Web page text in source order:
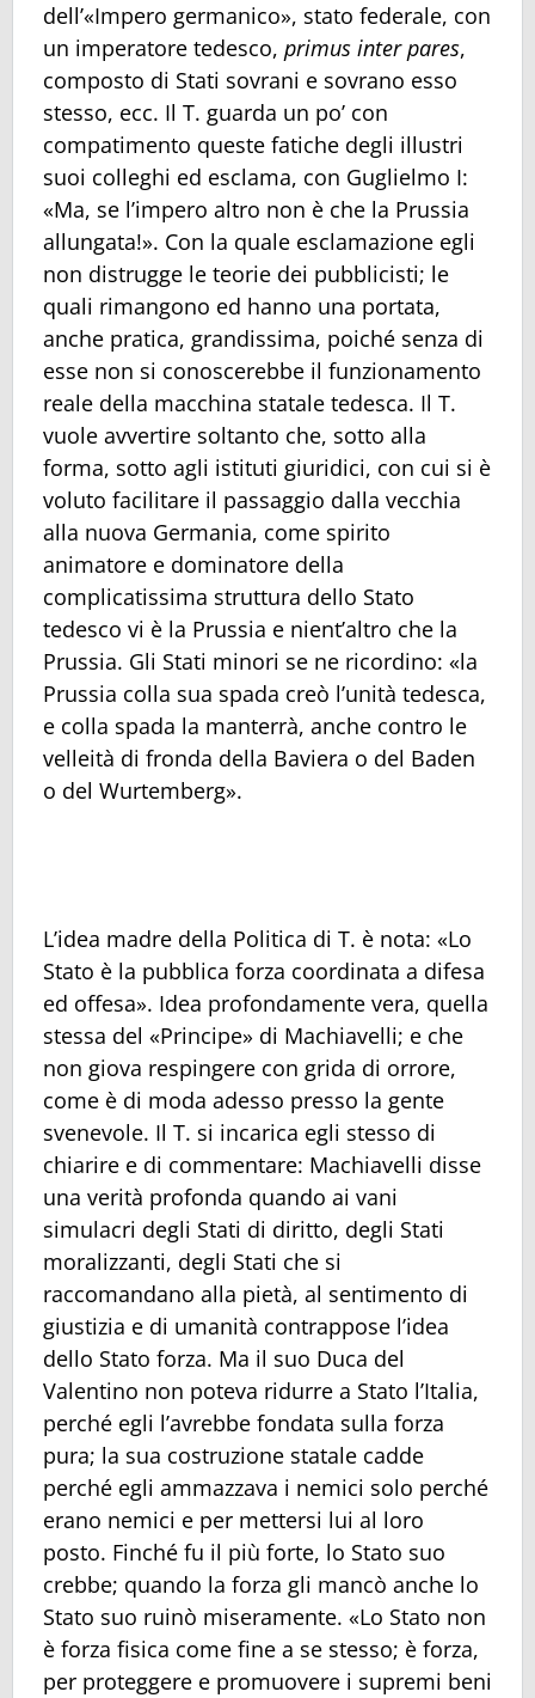
dell’«Impero germanico», stato federale, con
un imperatore tedesco, primus inter pares,
composto di Stati sovrani e sovrano esso
stesso, ecc. Il T. guarda un po’ con
compatimento queste fatiche degli illustri
suoi colleghi ed esclama, con Guglielmo I:
«Ma, se l’impero altro non è che la Prussia
allungata!». Con la quale esclamazione egli
non distrugge le teorie dei pubblicisti; le
quali rimangono ed hanno una portata,
anche pratica, grandissima, poiché senza di
esse non si conoscerebbe il funzionamento
reale della macchina statale tedesca. Il T.
vuole avvertire soltanto che, sotto alla
forma, sotto agli istituti giuridici, con cui si è
voluto facilitare il passaggio dalla vecchia
alla nuova Germania, come spirito
animatore e dominatore della
complicatissima struttura dello Stato
tedesco vi è la Prussia e nient’altro che la
Prussia. Gli Stati minori se ne ricordino: «la
Prussia colla sua spada creò l’unità tedesca,
e colla spada la manterrà, anche contro le
velleità di fronda della Baviera o del Baden
o del Wurtemberg».
L’idea madre della Politica di T. è nota: «Lo
Stato è la pubblica forza coordinata a difesa
ed offesa». Idea profondamente vera, quella
stessa del «Principe» di Machiavelli; e che
non giova respingere con grida di orrore,
come è di moda adesso presso la gente
svenevole. Il T. si incarica egli stesso di
chiarire e di commentare: Machiavelli disse
una verità profonda quando ai vani
simulacri degli Stati di diritto, degli Stati
moralizzanti, degli Stati che si
raccomandano alla pietà, al sentimento di
giustizia e di umanità contrappose l’idea
dello Stato forza. Ma il suo Duca del
Valentino non poteva ridurre a Stato l’Italia,
perché egli l’avrebbe fondata sulla forza
pura; la sua costruzione statale cadde
perché egli ammazzava i nemici solo perché
erano nemici e per mettersi lui al loro
posto. Finché fu il più forte, lo Stato suo
crebbe; quando la forza gli mancò anche lo
Stato suo ruinò miseramente. «Lo Stato non
è forza fisica come fine a se stesso; è forza,
per proteggere e promuovere i supremi beni